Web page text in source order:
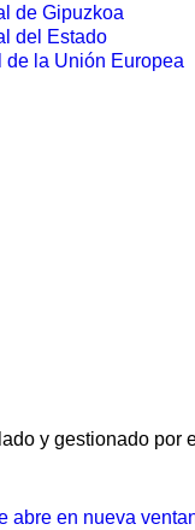
de Gipuzkoa
del Estado
de la Unión Europea
y gestionado por
abre en nueva